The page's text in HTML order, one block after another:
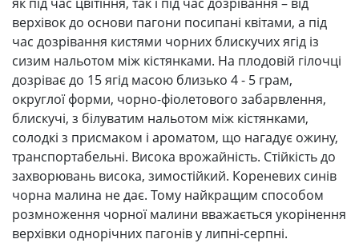
верхівок до основи пагони посипані квітами, а під
час дозрівання кистями чорних блискучих ягід із
сизим нальотом між кістянками. На плодовій гілочці
дозріває до 15 ягід масою близько 4 - 5 грам,
округлої форми, чорно-фіолетового забарвлення,
блискучі, з білуватим нальотом між кістянками,
солодкі з присмаком і ароматом, що нагадує ожину,
транспортабельні. Висока врожайність. Стійкість до
захворювань висока, зимостійкий. Кореневих синів
чорна малина не дає. Тому найкращим способом
розмноження чорної малини вважається укорінення
верхівки однорічних пагонів у липні-серпні.